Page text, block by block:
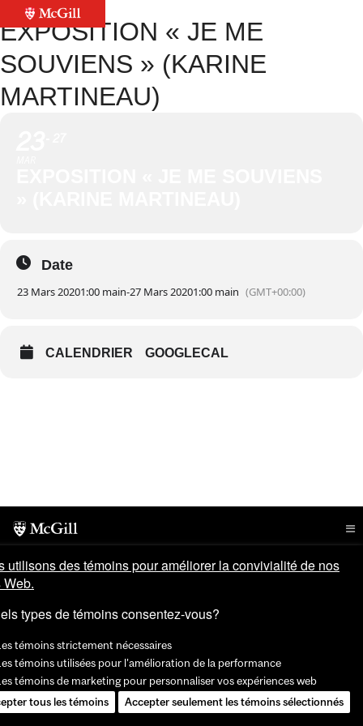
EXPOSITION « JE ME
SOUVIENS » (KARINE
MARTINEAU)
Date
23 Mars 20201:00 main-27 Mars 20201:00 main (GMT+00:00)
CALENDRIER GOOGLECAL
utilisons des témoins pour améliorer la convivialité de nos
types de témoins consentez-vous?
témoins strictement nécessaires
témoins utilisées pour l'amélioration de la performance
témoins de marketing pour personnaliser vos expériences web
tous les témoins
Accepter seulement les témoins sélectionnés